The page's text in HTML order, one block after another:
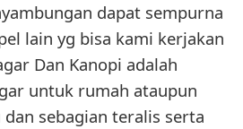
dapat sempurna
lain yg bisa kami kerjakan
Dan Kanopi adalah
untuk rumah ataupun
sebagian teralis serta